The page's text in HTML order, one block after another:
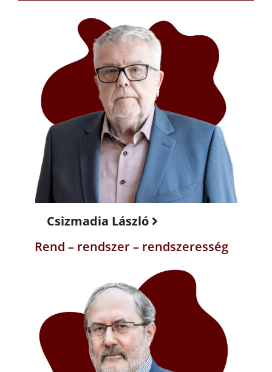
Csizmadia László
Rend – rendszer – rendszeresség